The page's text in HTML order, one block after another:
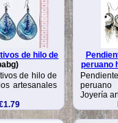
de hilo de
de hilo de
artesanales
peruano
Joyería